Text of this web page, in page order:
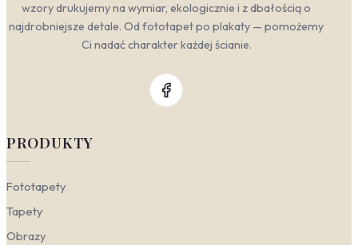
wzory drukujemy na wymiar, ekologicznie i z dbałością o
najdrobniejsze detale. Od fototapet po plakaty — pomożemy
Ci nadać charakter każdej ścianie.
PRODUKTY
Fototapety
Tapety
Obrazy